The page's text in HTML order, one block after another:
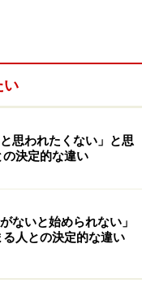
と2万円増えると考
厚生年金（サラリ
0.3倍程度と考えまし
い
思われたくない」と思
決定的な違い
ないと始められない」
人との決定的な違い